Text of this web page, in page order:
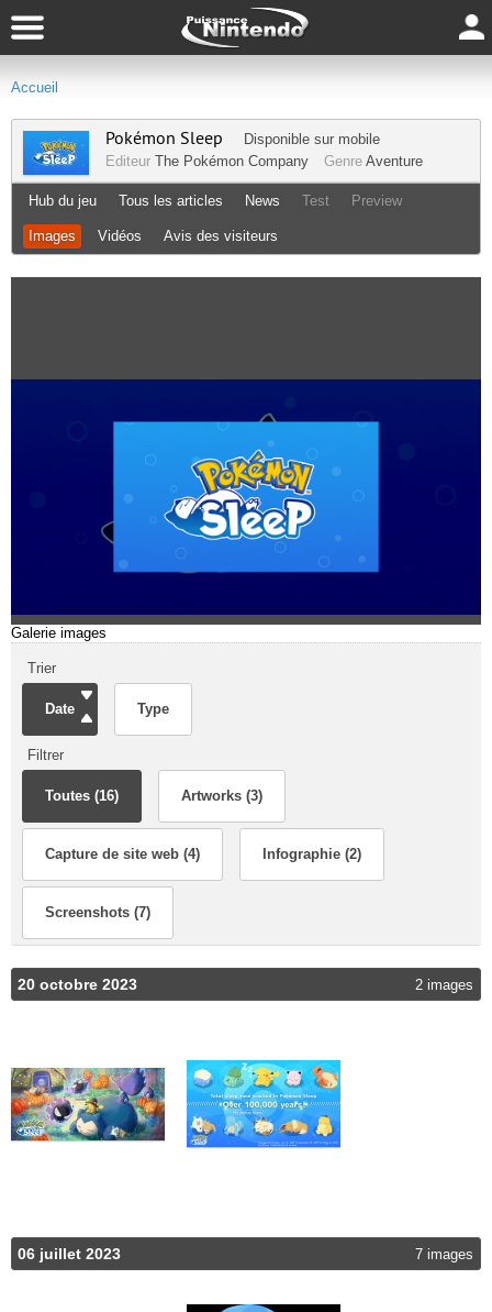
Accueil
Pokémon Sleep Disponible sur mobile
Editeur The Pokémon Company Genre Aventure
Hub du jeu Tous les articles News Test Preview
Images Vidéos Avis des visiteurs
Galerie images
Trier
Date Type
Filtrer
Toutes (16) Artworks (3)
Capture de site web (4) Infographie (2)
Screenshots (7)
20 octobre 2023 2 images
06 juillet 2023 7 images